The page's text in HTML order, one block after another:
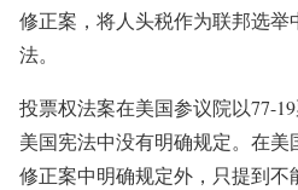
修正案，将人头税作为联邦选
法。
投票权法案在美国参议院以77-
美国宪法中没有明确规定。在美
修正案中明确规定外，只提到